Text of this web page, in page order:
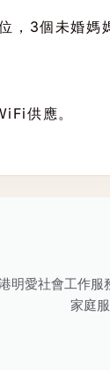
，3個未婚媽
供應。
明愛社會工作服
家庭